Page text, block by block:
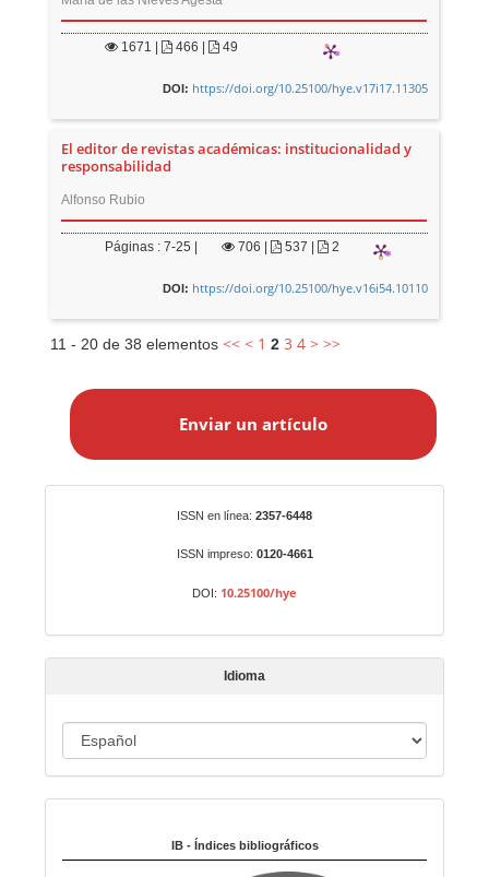
1671 466 | 49
DOI: https://doi.org/10.25100/hye.v17i17.11305
El editor de revistas académicas: institucionalidad y
responsabilidad
Alfonso Rubio
Páginas : 7-25 | 706 537 | 2
DOI: https://doi.org/10.25100/hye.v16i54.10110
11 - 20 de 38 elementos<< < 1 2 3 4 > >>
a
t
í
o
Enviar un artículo
ISSN en línea: 2357-6448
ISSN impreso: 0120-4661
DOI: 10.25100/hye
Idioma
d
m
IB - Índices bibliográficos